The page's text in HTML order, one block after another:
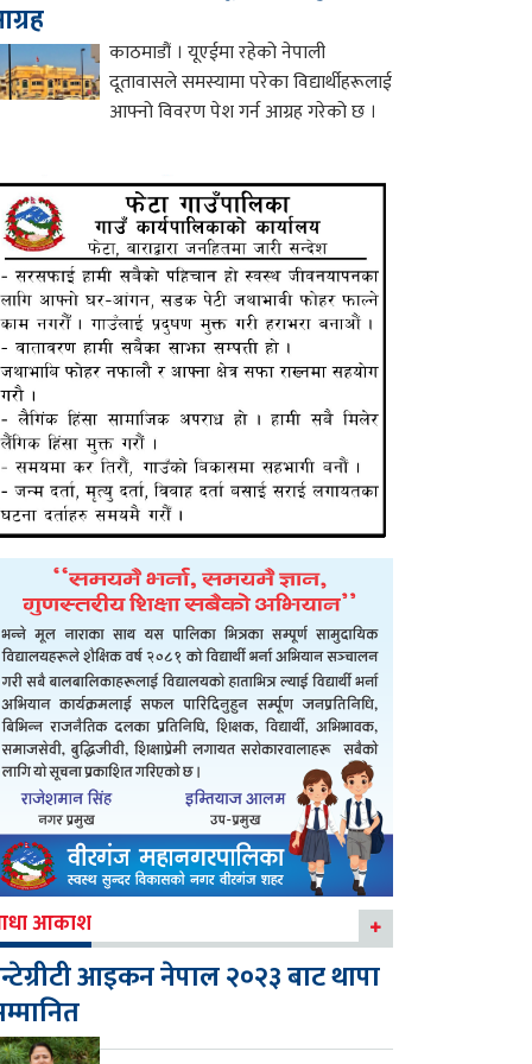
काठमाडौं । यूएईमा रहेको नेपाली
दूतावासले समस्यामा परेका विद्यार्थीहरूलाई
आफ्नो विवरण पेश गर्न आग्रह गरेको छ ।
आकाश
आइकन नेपाल २०२३ बाट थापा